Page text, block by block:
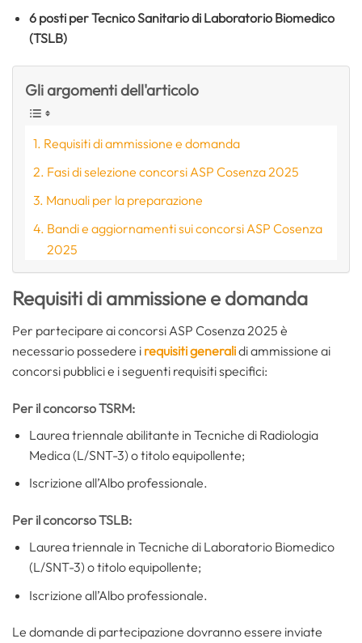
6 posti per Tecnico Sanitario di Laboratorio Biomedico
(TSLB)
Gli argomenti dell'articolo
Requisiti di ammissione e domanda
Fasi di selezione concorsi ASP Cosenza 2025
Manuali per la preparazione
Bandi e aggiornamenti sui concorsi ASP Cosenza
2025
Requisiti di ammissione e domanda
Per partecipare ai concorsi ASP Cosenza 2025 è
necessario possedere i requisiti generalidi ammissione ai
concorsi pubblici e i seguenti requisiti specifici:
Per il concorso TSRM:
Laurea triennale abilitante in Tecniche di Radiologia
Medica (L/SNT-3) o titolo equipollente;
Iscrizione all’Albo professionale.
Per il concorso TSLB:
Laurea triennale in Tecniche di Laboratorio Biomedico
(L/SNT-3) o titolo equipollente;
Iscrizione all’Albo professionale.
Le domande di partecipazione dovranno essere inviate